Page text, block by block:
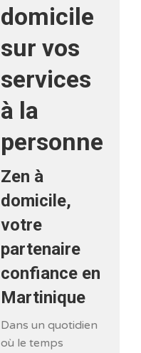
domicile
sur vos
services
à la
personne
Zen à
domicile,
votre
partenaire
confiance en
Martinique
Dans un quotidien
où le temps